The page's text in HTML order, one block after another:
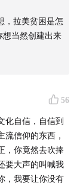
，拉美贫困是怎
想当然创建出来
56
化自信，自信到
信仰的东西，
，你竟然去吹捧
要大声的叫喊我
，我要让你没有